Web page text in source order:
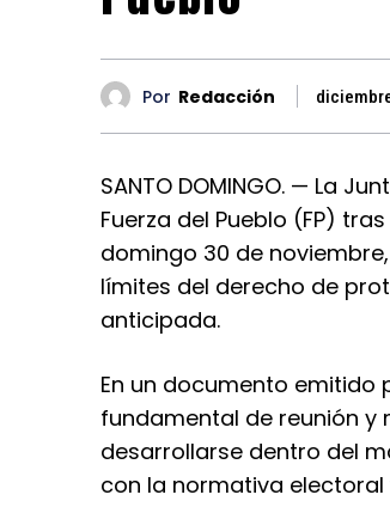
Por Redacción
SANTO DOMINGO. — La
Fuerza del Pueblo (FP)
domingo 30 de
límites del derecho de
anticipada.
En un documento emitido
fundamental de reunión y
desarrollarse dentro del
con la normativa electoral